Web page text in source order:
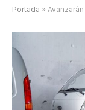
Portada »